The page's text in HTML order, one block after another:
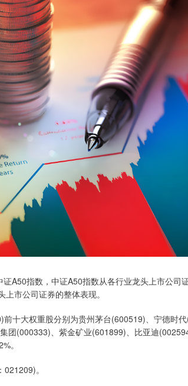
指数，中证A50指数从各行业龙头上市公司
市公司证券的整体表现。
大权重股分别为贵州茅台(600519)、宁德时
团(000333)、紫金矿业(601899)、比亚迪
。
。